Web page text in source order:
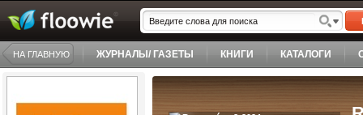
НА ГЛАВНУЮ ЖУРНАЛЫ/ ГАЗЕТЫ КНИГИ КАТАЛОГИ